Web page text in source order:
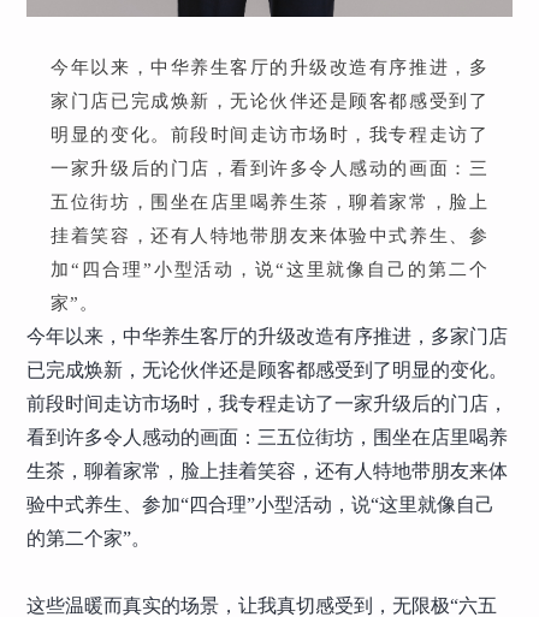
今年以来，中华养生客厅的升级改造有序推进，多
家门店已完成焕新，无论伙伴还是顾客都感受到了
明显的变化。前段时间走访市场时，我专程走访了
一家升级后的门店，看到许多令人感动的画面：三
五位街坊，围坐在店里喝养生茶，聊着家常，脸上
挂着笑容，还有人特地带朋友来体验中式养生、参
加“四合理”小型活动，说“这里就像自己的第二个
家”。
今年以来，中华养生客厅的升级改造有序推进，多家门店
已完成焕新，无论伙伴还是顾客都感受到了明显的变化。
前段时间走访市场时，我专程走访了一家升级后的门店，
看到许多令人感动的画面：三五位街坊，围坐在店里喝养
生茶，聊着家常，脸上挂着笑容，还有人特地带朋友来体
验中式养生、参加“四合理”小型活动，说“这里就像自己
的第二个家”。
这些温暖而真实的场景，让我真切感受到，无限极“六五